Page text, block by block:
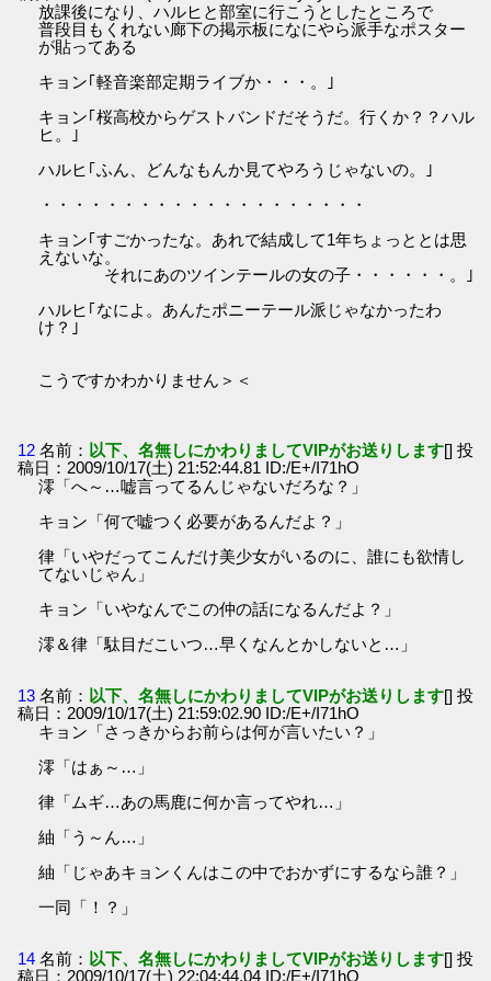
放課後になり、ハルヒと部室に行こうとしたところで
普段目もくれない廊下の掲示板になにやら派手なポスター
が貼ってある
キョン｢軽音楽部定期ライブか・・・。｣
キョン｢桜高校からゲストバンドだそうだ。行くか？？ハル
ヒ。｣
ハルヒ｢ふん、どんなもんか見てやろうじゃないの。｣
・・・・・・・・・・・・・・・・・・・・
キョン｢すごかったな。あれで結成して1年ちょっととは思
えないな。
それにあのツインテールの女の子・・・・・・。｣
ハルヒ｢なによ。あんたポニーテール派じゃなかったわ
け？｣
こうですかわかりません＞＜
12 名前： 以下、名無しにかわりましてVIPがお送りします[] 投
稿日：2009/10/17(土) 21:52:44.81 ID:/E+/I71hO
澪「へ～…嘘言ってるんじゃないだろな？」
キョン「何で嘘つく必要があるんだよ？」
律「いやだってこんだけ美少女がいるのに、誰にも欲情し
てないじゃん」
キョン「いやなんでこの仲の話になるんだよ？」
澪＆律「駄目だこいつ…早くなんとかしないと…」
13 名前： 以下、名無しにかわりましてVIPがお送りします[] 投
稿日：2009/10/17(土) 21:59:02.90 ID:/E+/I71hO
キョン「さっきからお前らは何が言いたい？」
澪「はぁ～…」
律「ムギ…あの馬鹿に何か言ってやれ…」
紬「う～ん…」
紬「じゃあキョンくんはこの中でおかずにするなら誰？」
一同「！？」
14 名前： 以下、名無しにかわりましてVIPがお送りします[] 投
稿日：2009/10/17(土) 22:04:44.04 ID:/E+/I71hO